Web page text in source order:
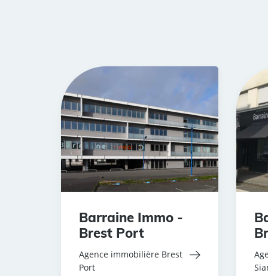
Barraine Immo -
Brest Port
Agence immobilière Brest
Port